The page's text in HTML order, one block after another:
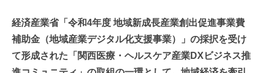
経済産業省「令和4年度 地域新成長産業創出促進事業費
補助金（地域産業デジタル化支援事業）」の採択を受け
て形成された「関西医療・ヘルスケア産業DXビジネス推